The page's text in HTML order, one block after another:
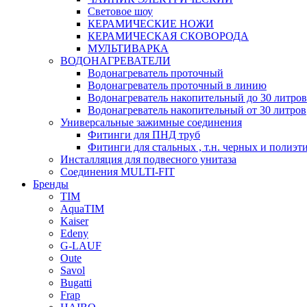
Световое шоу
КЕРАМИЧЕСКИЕ НОЖИ
КЕРАМИЧЕСКАЯ СКОВОРОДА
МУЛЬТИВАРКА
ВОДОНАГРЕВАТЕЛИ
Водонагреватель проточный
Водонагреватель проточный в линию
Водонагреватель накопительный до 30 литров
Водонагреватель накопительный от 30 литров
Универсальные зажимные соединения
Фитинги для ПНД труб
Фитинги для стальных , т.н. черных и
Инсталляция для подвесного унитаза
Соединения MULTI-FIT
Бренды
TIM
AquaTIM
Kaiser
Edeny
G-LAUF
Oute
Savol
Bugatti
Frap